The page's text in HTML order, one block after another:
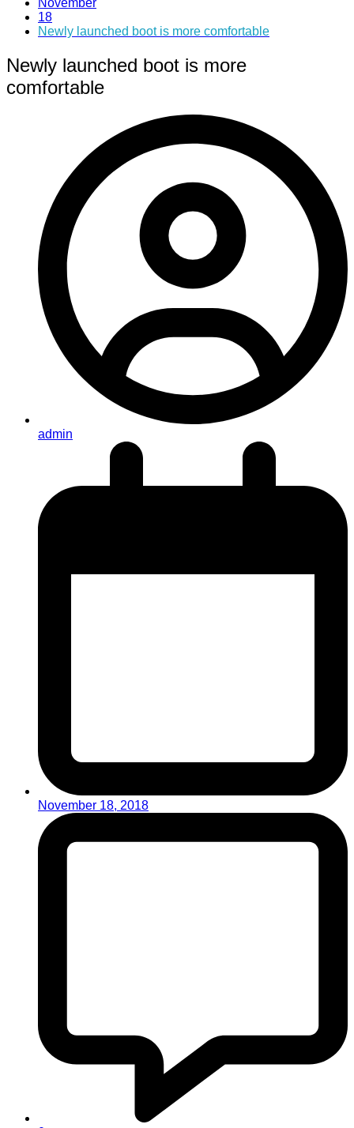
18
Newly launched boot is more comfortable
Newly launched boot is more
comfortable
admin
November 18, 2018